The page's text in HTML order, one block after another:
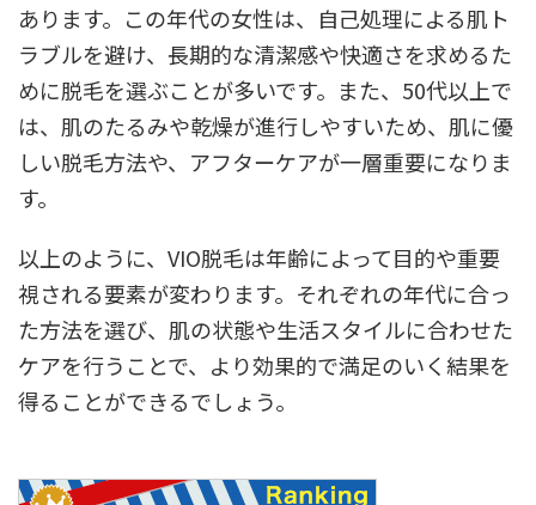
あります。この年代の女性は、自己処理による肌ト
ラブルを避け、長期的な清潔感や快適さを求めるた
めに脱毛を選ぶことが多いです。また、50代以上で
は、肌のたるみや乾燥が進行しやすいため、肌に優
しい脱毛方法や、アフターケアが一層重要になりま
す。
以上のように、VIO脱毛は年齢によって目的や重要
視される要素が変わります。それぞれの年代に合っ
た方法を選び、肌の状態や生活スタイルに合わせた
ケアを行うことで、より効果的で満足のいく結果を
得ることができるでしょう。